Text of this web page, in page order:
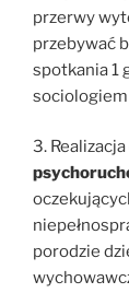
przerwy
przebywać
spotkania 1
sociologiem
3. Realizacja
porodzie